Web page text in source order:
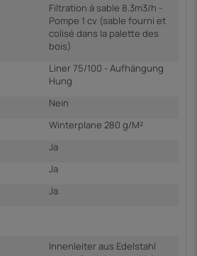
Filtration à sable 8.3m3/h -
Pompe 1 cv (sable fourni et
colisé dans la palette des
bois)
Liner 75/100 - Aufhängung
Hung
Nein
Winterplane 280 g/M²
Ja
Ja
Ja
Innenleiter aus Edelstahl